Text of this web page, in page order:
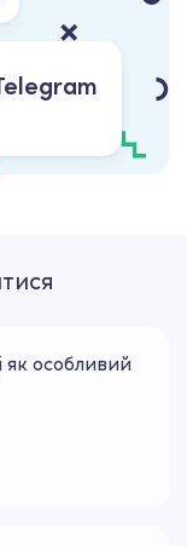
як особливий